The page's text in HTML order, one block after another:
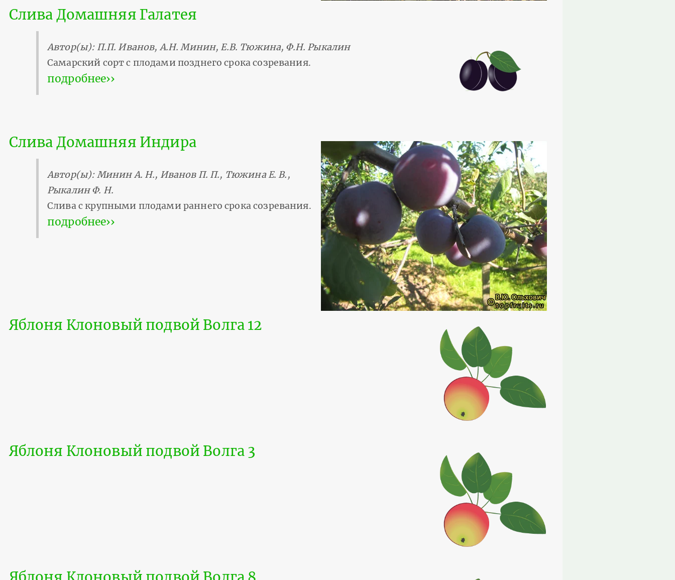
Слива Домашняя Галатея
Автор(ы): П.П. Иванов, А.Н. Минин, Е.В. Тюжина, Ф.Н. Рыкалин
Самарский сорт с плодами позднего срока созревания.
подробнее››
Слива Домашняя Индира
Автор(ы): Минин А. Н., Иванов П. П., Тюжина Е. В.,
Рыкалин Ф. Н.
Слива с крупными плодами раннего срока созревания.
подробнее››
Яблоня Клоновый подвой Волга 12
Яблоня Клоновый подвой Волга 3